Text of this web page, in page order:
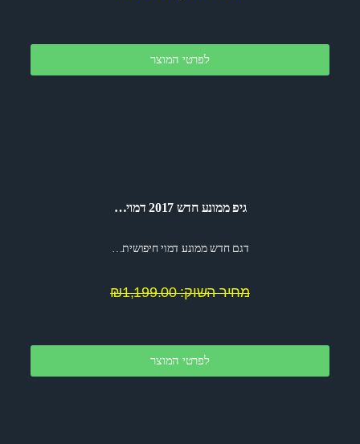
לפרטי המוצר
גיפ ממונע חדש 2017 דמוי…
דגם חדש ממונע דמוי חיפושית…
מחיר השוק: ₪1,199.00
לפרטי המוצר